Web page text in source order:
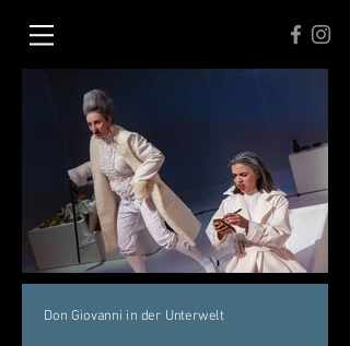
Don Giovanni in der Unterwelt